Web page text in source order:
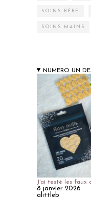
SOINS BÉBÉ
SOINS MAINS
NUMERO UN
J'ai testé les faux
8 janvier 2026
alittleb